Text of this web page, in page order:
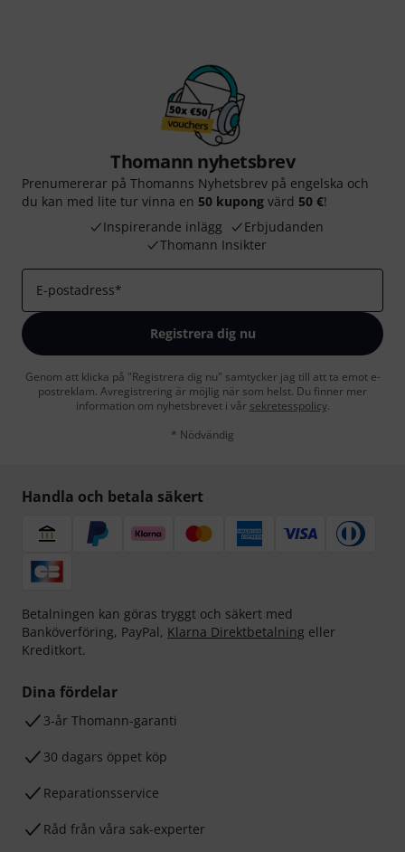
Thomann nyhetsbrev
Prenumererar på Thomanns Nyhetsbrev på engelska och
du kan med lite tur vinna en 50 kupong värd 50 €!
Inspirerande inlägg
Erbjudanden
Thomann Insikter
E-postadress*
Registrera dig nu
Genom att klicka på "Registrera dig nu" samtycker jag till att ta emot e-
postreklam. Avregistrering är möjlig när som helst. Du finner mer
information om nyhetsbrevet i vår sekretesspolicy.
* Nödvändig
Handla och betala säkert
Betalningen kan göras tryggt och säkert med
Banköverföring, PayPal, Klarna Direktbetalning eller
Kreditkort.
Dina fördelar
3-år Thomann-garanti
30 dagars öppet köp
Reparationsservice
Råd från våra sak-experter